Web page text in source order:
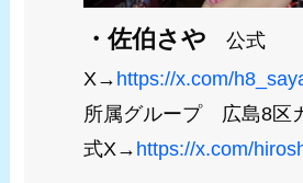
・佐伯さや 公式
X→ https://x.com/
所属グループ 広島8区
式X→ https://x.com/